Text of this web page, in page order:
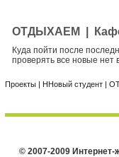
ОТДЫХАЕМ |
Куда пойти после
проверять все новые
Проекты | ННовый студент |
© 2007-2009